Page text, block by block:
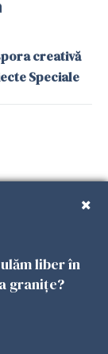
creativă
Speciale
Declarație de
accesibilitate
liber în
granițe?